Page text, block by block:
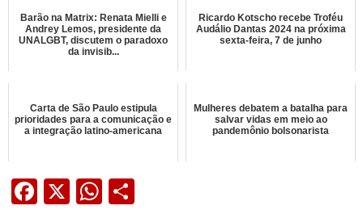
Barão na Matrix: Renata Mielli e
Andrey Lemos, presidente da
UNALGBT, discutem o paradoxo
da invisib...
Ricardo Kotscho recebe Troféu
Audálio Dantas 2024 na próxima
sexta-feira, 7 de junho
Carta de São Paulo estipula
prioridades para a comunicação e
a integração latino-americana
Mulheres debatem a batalha para
salvar vidas em meio ao
pandemônio bolsonarista
Facebook
X WhatsApp